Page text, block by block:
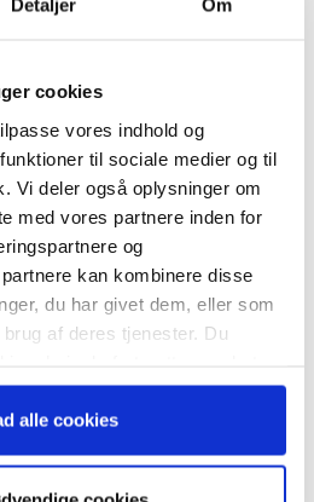
Detaljer Om
cookies
vores indhold og
til sociale medier og til
Vi deler også oplysninger om
med vores partnere inden for
og
kan kombinere disse
du har givet dem, eller som
af deres tjenester. Du
alle cookies
Genopfind den
virksomhed
er på vildspor
dig vores
Ole Borchs bog
dansk bestyrelse”
nyhedsbrev samt
Tilmeld